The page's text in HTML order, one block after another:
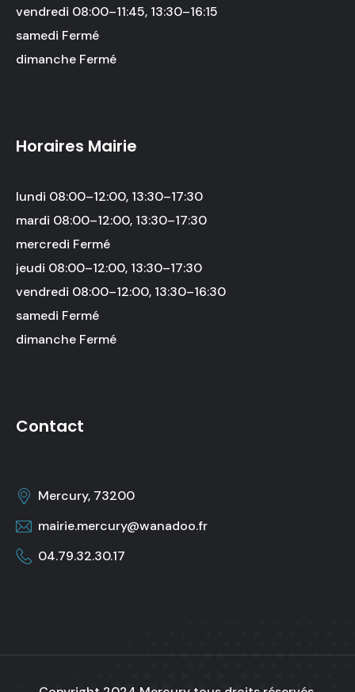
vendredi 08:00–11:45, 13:30–16:15
samedi Fermé
dimanche Fermé
Horaires Mairie
lundi 08:00–12:00, 13:30–17:30
mardi 08:00–12:00, 13:30–17:30
mercredi Fermé
jeudi 08:00–12:00, 13:30–17:30
vendredi 08:00–12:00, 13:30–16:30
samedi Fermé
dimanche Fermé
Contact
Mercury, 73200
mairie.mercury@wanadoo.fr
04.79.32.30.17